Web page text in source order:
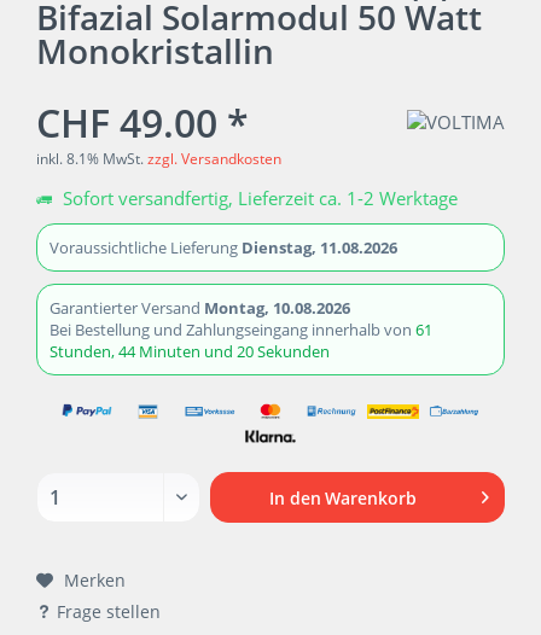
Bifazial Solarmodul 50 Watt
Monokristallin
CHF 49.00 *
inkl. 8.1% MwSt.zzgl. Versandkosten
Sofort versandfertig, Lieferzeit ca. 1-2 Werktage
Voraussichtliche Lieferung Dienstag, 11.08.2026
Garantierter Versand Montag, 10.08.2026
Bei Bestellung und Zahlungseingang innerhalb von 61
Stunden, 44 Minuten und 20 Sekunden
In den Warenkorb
Merken
Frage stellen